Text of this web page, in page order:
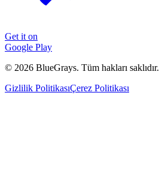
Get it on
Google Play
© 2026 BlueGrays. Tüm hakları saklıdır.
Gizlilik PolitikasıÇerez Politikası